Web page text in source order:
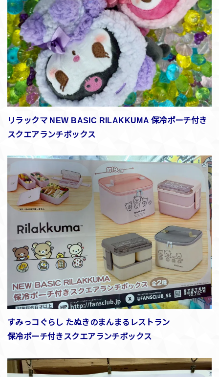
リラックマ NEW BASIC RILAKKUMA 保冷ポーチ付き
スクエアランチボックス
すみっコぐらし たぬきのまんまるレストラン
保冷ポーチ付きスクエアランチボックス